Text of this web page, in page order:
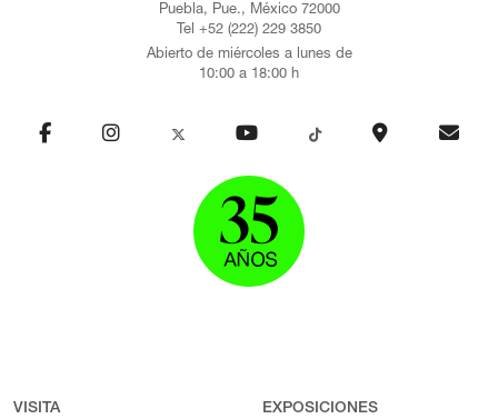
Puebla, Pue., México 72000
Tel +52 (222) 229 3850
Abierto de miércoles a lunes de
10:00 a 18:00 h
VISITA EXPOSICIONES